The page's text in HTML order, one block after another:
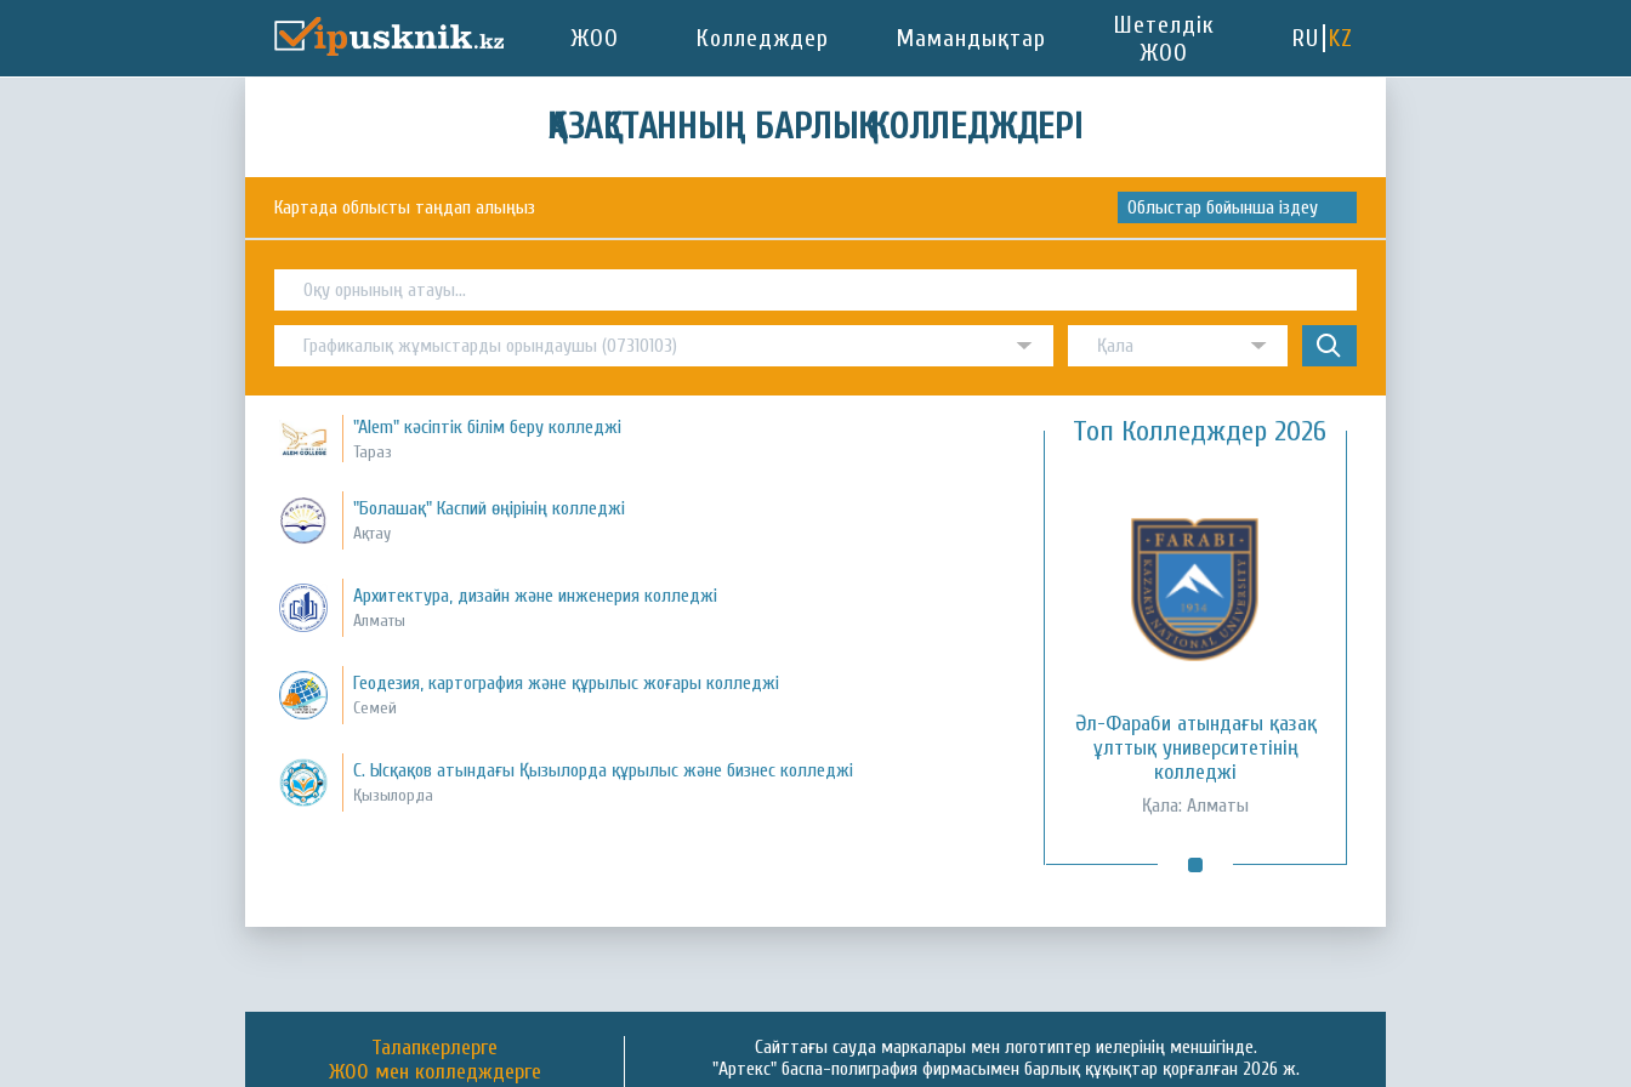
ЖОО Колледждер Мамандықтар
Шетелдік
ЖОО
RU KZ
ҚАЗАҚСТАННЫҢ БАРЛЫҚ КОЛЛЕДЖДЕРІ
Картада облысты таңдап алыңыз Облыстар бойынша іздеу
"Alem" кәсіптік білім беру колледжі
Тараз
"Болашақ" Каспий өңірінің колледжі
Ақтау
Архитектура, дизайн және инженерия колледжі
Алматы
Геодезия, картография және құрылыс жоғары колледжі
Семей
С. Ысқақов атындағы Қызылорда құрылыс және бизнес колледжі
Қызылорда
Топ Колледждер 2026
Әл-Фараби атындағы қазақ
ұлттық университетінің
колледжі
Қала: Алматы
Талапкерлерге
ЖОО мен колледждерге
Сайттағы сауда маркалары мен логотиптер иелерінің меншігінде.
"Артекс" баспа-полиграфия фирмасымен барлық құқықтар қорғалған 2026 ж.